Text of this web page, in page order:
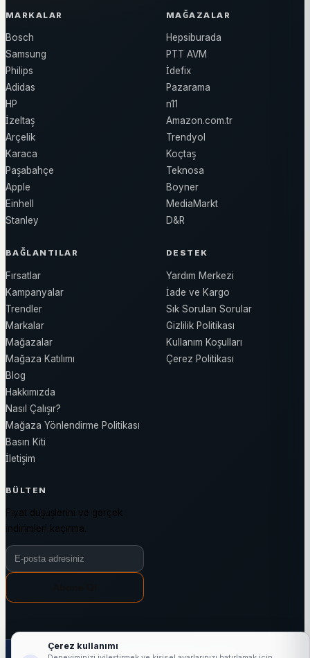
MARKALAR
Bosch
Samsung
Philips
Adidas
HP
İzeltaş
Arçelik
Karaca
Paşabahçe
Apple
Einhell
Stanley
MAĞAZALAR
Hepsiburada
PTT AVM
İdefix
Pazarama
n11
Amazon.com.tr
Trendyol
Koçtaş
Teknosa
Boyner
MediaMarkt
D&R
BAĞLANTILAR
Fırsatlar
Kampanyalar
Trendler
Markalar
Mağazalar
Mağaza Katılımı
Blog
Hakkımızda
Nasıl Çalışır?
Mağaza Yönlendirme Politikası
Basın Kiti
İletişim
DESTEK
Yardım Merkezi
İade ve Kargo
Sık Sorulan Sorular
Gizlilik Politikası
Kullanım Koşulları
Çerez Politikası
BÜLTEN
Fiyat düşüşlerini ve gerçek
indirimleri kaçırma.
Bülten e-posta adresiniz
Çerez kullanımı